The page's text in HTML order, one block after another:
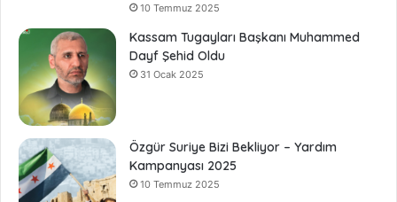
10 Temmuz 2025
Kassam Tugayları Başkanı Muhammed
Dayf Şehid Oldu
31 Ocak 2025
Özgür Suriye Bizi Bekliyor – Yardım
Kampanyası 2025
10 Temmuz 2025